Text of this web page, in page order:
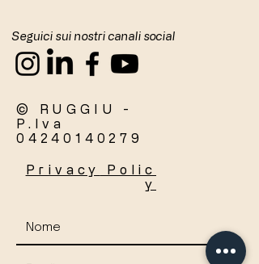
Seguici sui nostri canali social
© RUGGIU -
P.Iva
04240140279
Privacy
Polic
y